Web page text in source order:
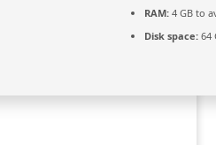
RAM:4 GB to
Disk space:64